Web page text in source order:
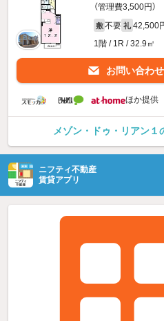
（管理費3,500円）
敷 不要 礼 42,500
1階 / 1R / 32.9㎡
お問い合わせ
ほか提供
メゾン・ドゥ・リアン１
ニフティ不動産
賃貸アプリ